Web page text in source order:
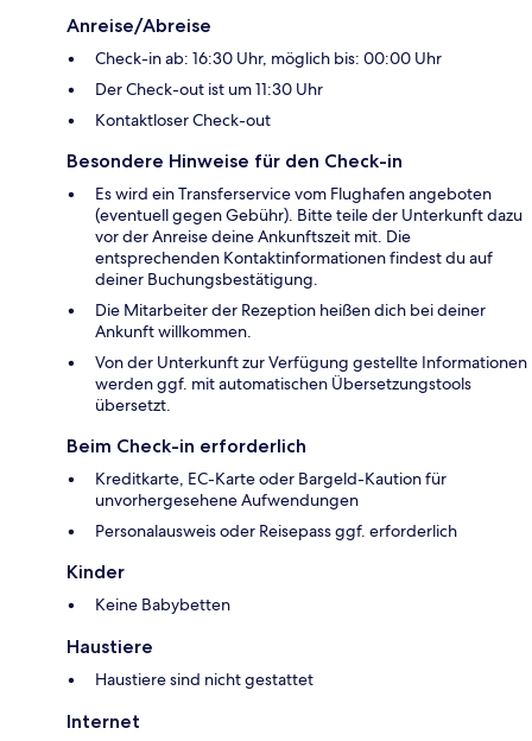
Anreise/Abreise
Check-in ab: 16:30 Uhr, möglich bis: 00:00 Uhr
Der Check-out ist um 11:30 Uhr
Kontaktloser Check-out
Besondere Hinweise für den Check-in
Es wird ein Transferservice vom Flughafen angeboten
(eventuell gegen Gebühr). Bitte teile der Unterkunft dazu
vor der Anreise deine Ankunftszeit mit. Die
entsprechenden Kontaktinformationen findest du auf
deiner Buchungsbestätigung.
Die Mitarbeiter der Rezeption heißen dich bei deiner
Ankunft willkommen.
Von der Unterkunft zur Verfügung gestellte Informationen
werden ggf. mit automatischen Übersetzungstools
übersetzt.
Beim Check-in erforderlich
Kreditkarte, EC-Karte oder Bargeld-Kaution für
unvorhergesehene Aufwendungen
Personalausweis oder Reisepass ggf. erforderlich
Kinder
Keine Babybetten
Haustiere
Haustiere sind nicht gestattet
Internet